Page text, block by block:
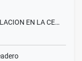
EN LA CE…